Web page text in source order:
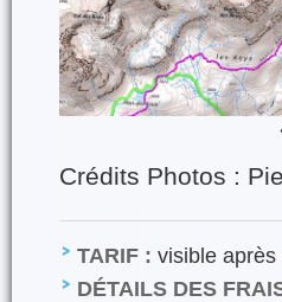
Crédits Photos :
TARIF : visible après
DÉTAILS DES